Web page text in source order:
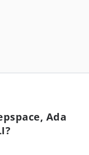
Ada